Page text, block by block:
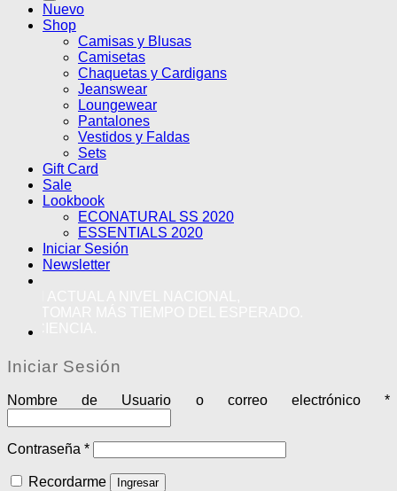
Nuevo
Shop
Camisas y Blusas
Camisetas
Chaquetas y Cardigans
Jeanswear
Loungewear
Pantalones
Vestidos y Faldas
Sets
Gift Card
Sale
Lookbook
ECONATURAL SS 2020
ESSENTIALS 2020
Iniciar Sesión
Newsletter
Iniciar Sesión
Nombre de Usuario o correo electrónico *
Contraseña *
Recordarme Ingresar